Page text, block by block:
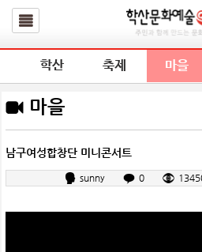
학산 축제 마을
마을
남구여성합창단 미니콘서트
sunny 0